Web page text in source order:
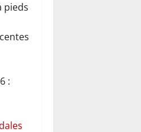
pieds
: